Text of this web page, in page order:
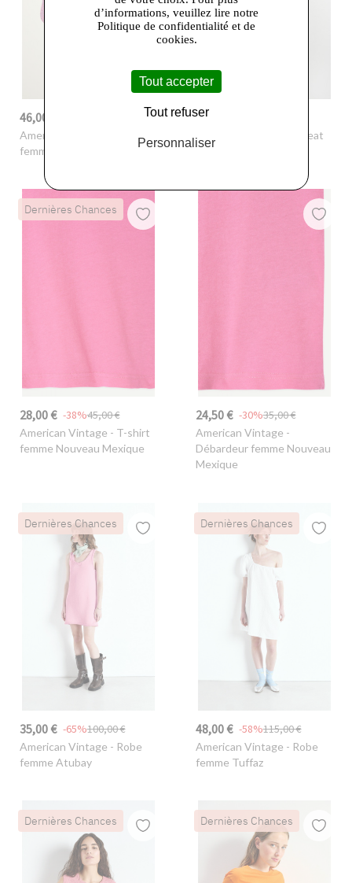
46,00 €
American Vintage
femme Tivell
52,50 €
American Vintage
- Sweat
femme Izubird
Dernières Chances
28,00 € 45,00 €
-38%
American Vintage - T-shirt
femme Nouveau Mexique
24,50 € 35,00 €
-30%
American Vintage -
Débardeur femme Nouveau
Mexique
Dernières Chances
35,00 € 100,00 €
-65%
American Vintage - Robe
femme Atubay
Dernières Chances
48,00 € 115,00 €
-58%
American Vintage - Robe
femme Tuffaz
Dernières Chances Dernières Chances
d’informations, veuillez lire notre
Politique de confidentialité et de
cookies.
Tout accepter
Tout refuser
Personnaliser